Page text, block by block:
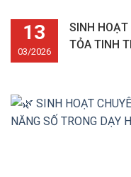
13
03/2026
SINH
TỎA TINH